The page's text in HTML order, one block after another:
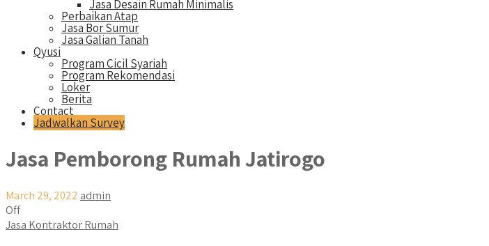
Jasa Desain Rumah Minimalis
Perbaikan Atap
Jasa Bor Sumur
Jasa Galian Tanah
Qyusi
Program Cicil Syariah
Program Rekomendasi
Loker
Berita
Contact
Jadwalkan Survey
Jasa Pemborong Rumah Jatirogo
March 29, 2022 admin
Off
Jasa Kontraktor Rumah